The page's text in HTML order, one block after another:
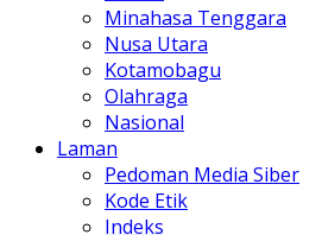
Minahasa Tenggara
Nusa Utara
Kotamobagu
Olahraga
Nasional
Laman
Pedoman Media Siber
Kode Etik
Indeks